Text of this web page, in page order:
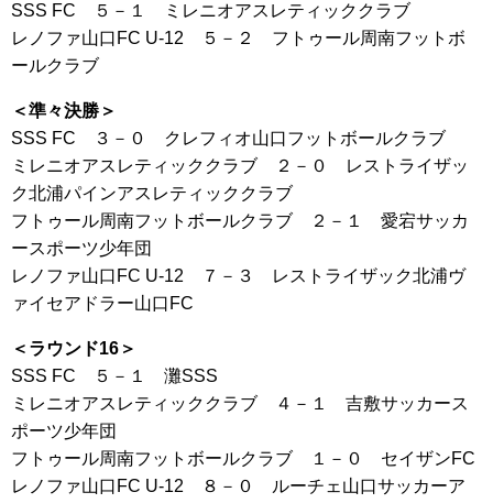
SSS FC ５－１ ミレニオアスレティッククラブ
レノファ山口FC U-12 ５－２ フトゥール周南フットボ
ールクラブ
＜準々決勝＞
SSS FC ３－０ クレフィオ山口フットボールクラブ
ミレニオアスレティッククラブ ２－０ レストライザッ
ク北浦パインアスレティッククラブ
フトゥール周南フットボールクラブ ２－１ 愛宕サッカ
ースポーツ少年団
レノファ山口FC U-12 ７－３ レストライザック北浦ヴ
ァイセアドラー山口FC
＜ラウンド16＞
SSS FC ５－１ 灘SSS
ミレニオアスレティッククラブ ４－１ 吉敷サッカース
ポーツ少年団
フトゥール周南フットボールクラブ １－０ セイザンFC
レノファ山口FC U-12 ８－０ ルーチェ山口サッカーア